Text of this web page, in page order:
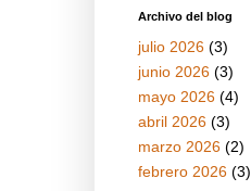
Archivo del blog
julio 2026 (3)
junio 2026 (3)
mayo 2026 (4)
abril 2026 (3)
marzo 2026 (2)
febrero 2026 (3)